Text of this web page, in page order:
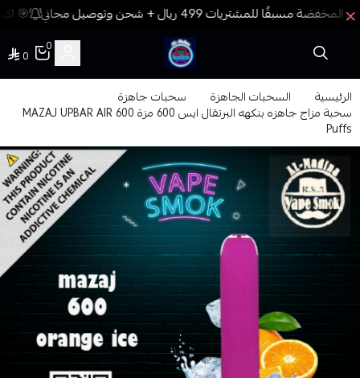
🎯
فيب المدينة
0
0
الرئيسية السحبات الجاهزة سحبات جاهزة
سحبة مزاج جاهزه بنكهه البرتقال ايس 600 مزة MAZAJ UPBAR AIR 600
Puffs